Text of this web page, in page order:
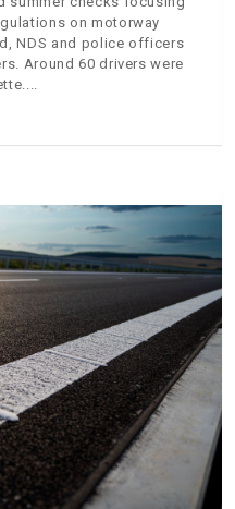
on motorway
NDS and police officers
Around 60 drivers were